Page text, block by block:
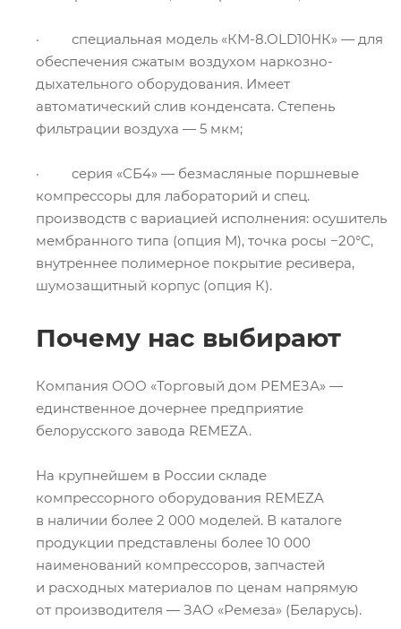
· специальная модель «КМ-8.OLD10НК» — для
обеспечения сжатым воздухом наркозно-
дыхательного оборудования. Имеет
автоматический слив конденсата. Степень
фильтрации воздуха — 5 мкм;
· cерия «СБ4» — безмасляные поршневые
компрессоры для лабораторий и спец.
производств с вариацией исполнения: осушитель
мембранного типа (опция М), точка росы −20°C,
внутреннее полимерное покрытие ресивера,
шумозащитный корпус (опция К).
Почему нас выбирают
Компания ООО «Торговый дом РЕМЕЗА» —
единственное дочернее предприятие
белорусского завода REMEZA.
На крупнейшем в России складе
компрессорного оборудования REMEZA
в наличии более 2 000 моделей. В каталоге
продукции представлены более 10 000
наименований компрессоров, запчастей
и расходных материалов по ценам напрямую
от производителя — ЗАО «Ремеза» (Беларусь).